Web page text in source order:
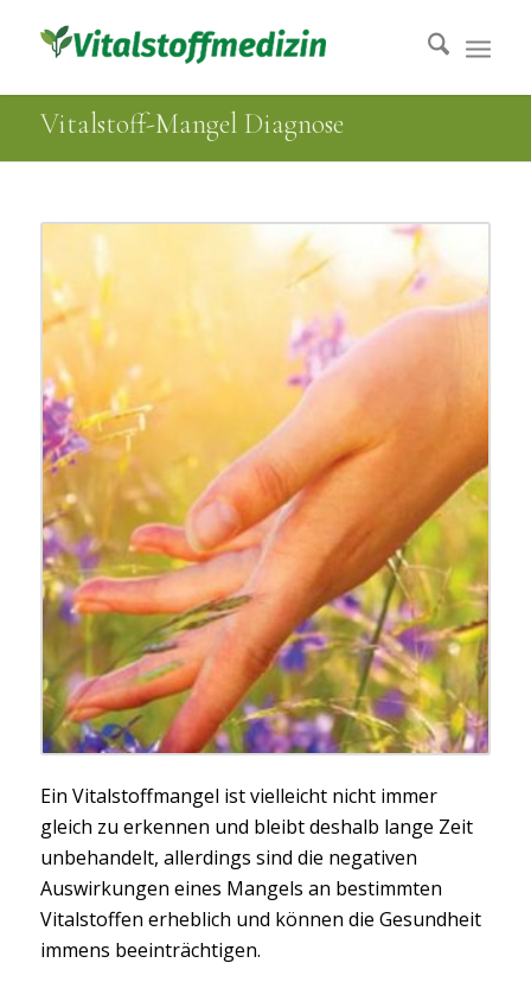
Vitalstoff-Mangel Diagnose
Ein Vitalstoffmangel ist vielleicht nicht immer
gleich zu erkennen und bleibt deshalb lange Zeit
unbehandelt, allerdings sind die negativen
Auswirkungen eines Mangels an bestimmten
Vitalstoffen erheblich und können die Gesundheit
immens beeinträchtigen.